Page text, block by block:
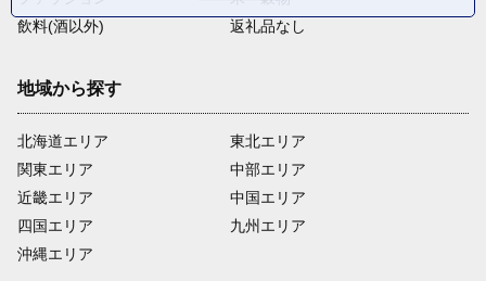
飲料(酒以外)
返礼品なし
地域から探す
北海道エリア
関東エリア
近畿エリア
四国エリア
沖縄エリア
東北エリア
中部エリア
中国エリア
九州エリア